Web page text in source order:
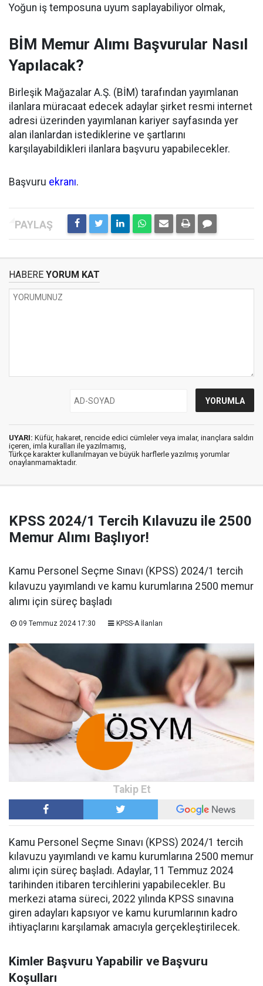
Yoğun iş temposuna uyum saplayabiliyor olmak,
BİM Memur Alımı Başvurular Nasıl
Yapılacak?
Birleşik Mağazalar A.Ş. (BİM) tarafından yayımlanan
ilanlara müracaat edecek adaylar şirket resmi internet
adresi üzerinden yayımlanan kariyer sayfasında yer
alan ilanlardan istediklerine ve şartlarını
karşılayabildikleri ilanlara başvuru yapabilecekler.
Başvuru ekranı.
HABERE YORUM KAT
UYARI: Küfür, hakaret, rencide edici cümleler veya imalar, inançlara saldırı
içeren, imla kuralları ile yazılmamış,
Türkçe karakter kullanılmayan ve büyük harflerle yazılmış yorumlar
onaylanmamaktadır.
KPSS 2024/1 Tercih Kılavuzu ile 2500
Memur Alımı Başlıyor!
Kamu Personel Seçme Sınavı (KPSS) 2024/1 tercih
kılavuzu yayımlandı ve kamu kurumlarına 2500 memur
alımı için süreç başladı
09 Temmuz 2024 17:30 KPSS-A İlanları
Kamu Personel Seçme Sınavı (KPSS) 2024/1 tercih
kılavuzu yayımlandı ve kamu kurumlarına 2500 memur
alımı için süreç başladı. Adaylar, 11 Temmuz 2024
tarihinden itibaren tercihlerini yapabilecekler. Bu
merkezi atama süreci, 2022 yılında KPSS sınavına
giren adayları kapsıyor ve kamu kurumlarının kadro
ihtiyaçlarını karşılamak amacıyla gerçekleştirilecek.
Kimler Başvuru Yapabilir ve Başvuru
Koşulları